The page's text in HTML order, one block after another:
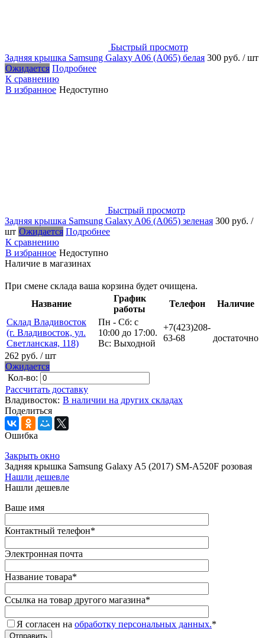
Быстрый просмотр
Задняя крышка Samsung Galaxy A06 (A065) белая 300 руб. / шт
Ожидается Подробнее
К сравнению
В избранное Недоступно
Быстрый просмотр
Задняя крышка Samsung Galaxy A06 (A065) зеленая 300 руб. /
шт Ожидается Подробнее
К сравнению
В избранное Недоступно
Наличие в магазинах
При смене склада ваша корзина будет очищена.
Название
График
работы
Телефон
Наличие
Склад Владивосток
(г. Владивосток, ул.
Светланская, 118)
Пн - Сб: с
10:00 до 17:00.
Вс: Выходной
+7(423)208-
63-68
достаточно
262 руб. / шт
Ожидается
Кол-во:
Рассчитать доставку
Владивосток: В наличии на других складах
Поделиться
Ошибка
Закрыть окно
Задняя крышка Samsung Galaxy A5 (2017) SM-A520F розовая
Нашли дешевле
Нашли дешевле
Ваше имя
Контактный телефон*
Электронная почта
Название товара*
Ссылка на товар другого магазина*
Я согласен на обработку персональных данных.*